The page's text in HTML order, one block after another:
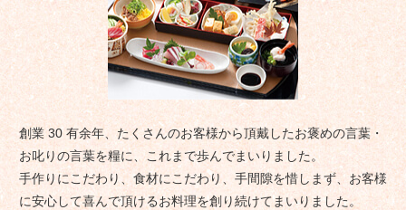
創業 30 有余年、たくさんのお客様から頂戴したお褒めの言葉・
お叱りの言葉を糧に、これまで歩んでまいりました。
手作りにこだわり、食材にこだわり、手間隙を惜しまず、お客様
に安心して喜んで頂けるお料理を創り続けてまいりました。